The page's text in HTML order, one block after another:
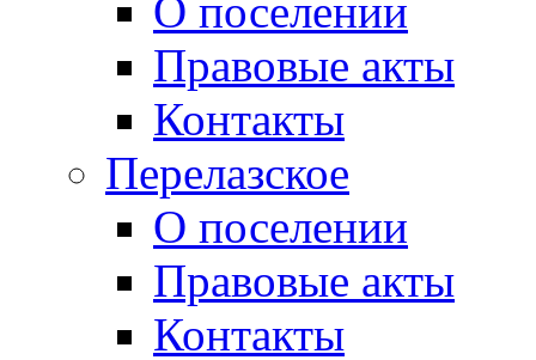
О поселении
Правовые акты
Контакты
Перелазское
О поселении
Правовые акты
Контакты